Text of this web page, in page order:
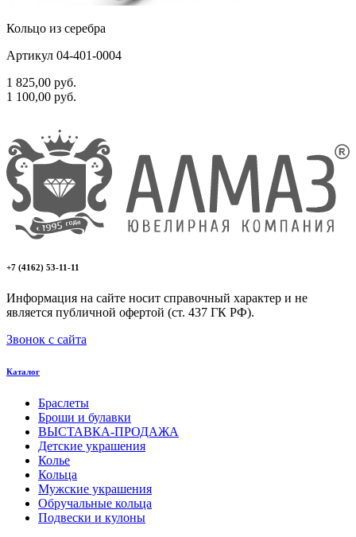
Кольцо из серебра
Артикул 04-401-0004
1 825,00 руб.
1 100,00 руб.
+7 (4162) 53-11-11
Информация на сайте носит справочный характер и не
является публичной офертой (ст. 437 ГК РФ).
Звонок с сайта
Каталог
Браслеты
Броши и булавки
ВЫСТАВКА-ПРОДАЖА
Детские украшения
Колье
Кольца
Мужские украшения
Обручальные кольца
Подвески и кулоны